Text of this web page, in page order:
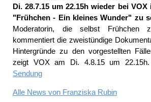
Di. 28.7.15 um 22.15h wieder bei
"Frühchen - Ein kleines Wunder" zu
Moderatorin, die selbst Frühchen
kommentiert die zweistündige
Hintergründe zu den vorgestellten
zeigt VOX am Di. 4.8.15 um 22.15h.
Sendung
Alle News von Franziska Rubin